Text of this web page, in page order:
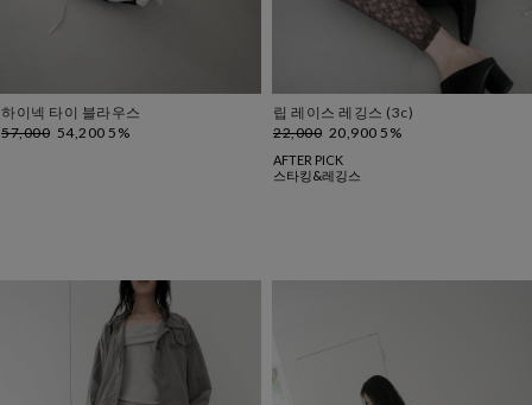
하이넥 타이 블라우스
57,000 54,200 5%
립 레이스 레깅스 (3c)
22,000 20,900 5%
AFTER PICK
스타킹&레깅스